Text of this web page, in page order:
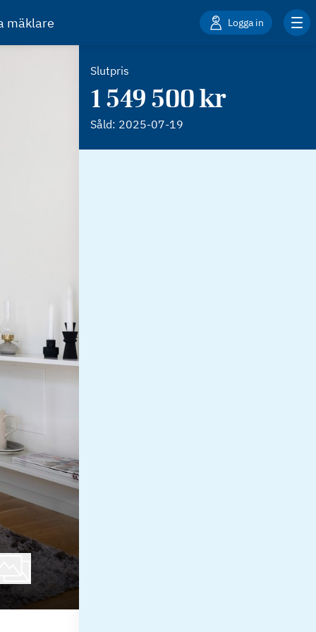
mäklare Logga in
Slutpris
1 549 500 kr
Såld: 2025-07-19